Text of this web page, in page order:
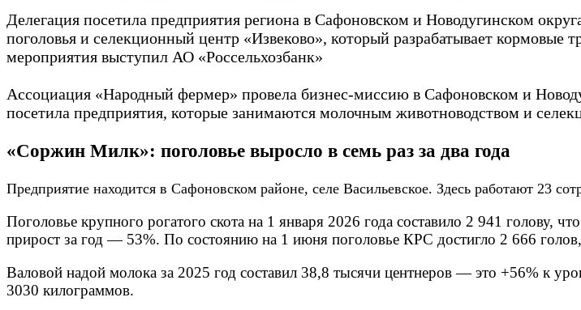
Делегация посетила предприятия региона в Сафоновском и Новодугинском
поголовья и селекционный центр «Извеково», который разрабатывает
мероприятия выступил АО «Россельхозбанк»
Ассоциация «Народный фермер» провела бизнес-миссию в Сафоновском и
посетила предприятия, которые занимаются молочным животноводством и
«Соржин Милк»: поголовье выросло в семь раз за два года
Предприятие находится в Сафоновском районе, селе Васильевское. Здесь работают 23
Поголовье крупного рогатого скота на 1 января 2026 года составило 2 941 голову,
прирост за год — 53%. По состоянию на 1 июня поголовье КРС достигло 2 666
Валовой надой молока за 2025 год составил 38,8 тысячи центнеров — это +56% к
3030 килограммов.